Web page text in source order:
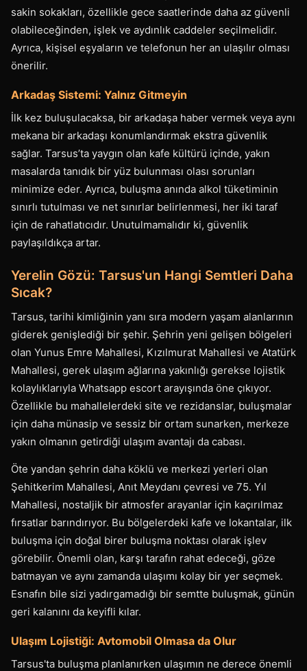
sakin sokakları, özellikle gece saatlerinde daha az güvenli
olabileceğinden, işlek ve aydınlık caddeler seçilmelidir.
Ayrıca, kişisel eşyaların ve telefonun her an ulaşılır olması
önerilir.
Arkadaş Sistemi: Yalnız Gitmeyin
İlk kez buluşulacaksa, bir arkadaşa haber vermek veya aynı
mekana bir arkadaşı konumlandırmak ekstra güvenlik
sağlar. Tarsus’ta yaygın olan kafe kültürü içinde, yakın
masalarda tanıdık bir yüz bulunması olası sorunları
minimize eder. Ayrıca, buluşma anında alkol tüketiminin
sınırlı tutulması ve net sınırlar belirlenmesi, her iki taraf
için de rahatlatıcıdır. Unutulmamalıdır ki, güvenlik
paylaşıldıkça artar.
Yerelin Gözü: Tarsus'un Hangi Semtleri Daha
Sıcak?
Tarsus, tarihi kimliğinin yanı sıra modern yaşam alanlarının
giderek genişlediği bir şehir. Şehrin yeni gelişen bölgeleri
olan Yunus Emre Mahallesi, Kızılmurat Mahallesi ve Atatürk
Mahallesi, gerek ulaşım ağlarına yakınlığı gerekse lojistik
kolaylıklarıyla Whatsapp escort arayışında öne çıkıyor.
Özellikle bu mahallelerdeki site ve rezidanslar, buluşmalar
için daha münasip ve sessiz bir ortam sunarken, merkeze
yakın olmanın getirdiği ulaşım avantajı da cabası.
Öte yandan şehrin daha köklü ve merkezi yerleri olan
Şehitkerim Mahallesi, Anıt Meydanı çevresi ve 75. Yıl
Mahallesi, nostaljik bir atmosfer arayanlar için kaçırılmaz
fırsatlar barındırıyor. Bu bölgelerdeki kafe ve lokantalar, ilk
buluşma için doğal birer buluşma noktası olarak işlev
görebilir. Önemli olan, karşı tarafın rahat edeceği, göze
batmayan ve aynı zamanda ulaşımı kolay bir yer seçmek.
Esnafın bile sizi yadırgamadığı bir semtte buluşmak, günün
geri kalanını da keyifli kılar.
Ulaşım Lojistiği: Avtomobil Olmasa da Olur
Tarsus'ta buluşma planlanırken ulaşımın ne derece önemli